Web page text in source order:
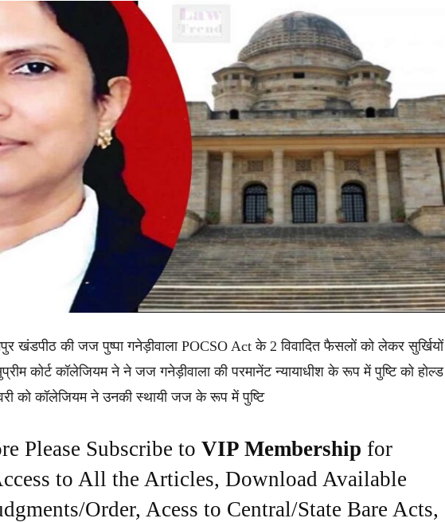
खंडपीठ की जज पुष्पा गनेड़ीवाला POCSO Act के 2 विवादित फैसलों को लेकर सुर्खियों
कोर्ट कॉलेजियम ने ने जज गनेड़ीवाला की परमानेंट न्यायाधीश के रूप में पुष्टि को होल्ड
को कॉलेजियम ने उनकी स्थायी जज के रूप में पुष्टि
Please Subscribe to VIP Membership for
to All the Articles, Download Available
Order, Acess to Central/State Bare Acts,